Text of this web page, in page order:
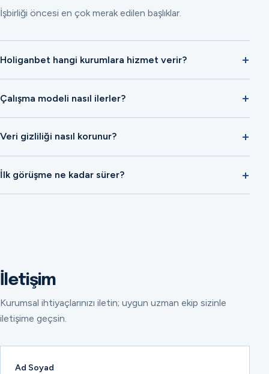
İşbirliği öncesi en çok merak edilen başlıklar.
Holiganbet hangi kurumlara hizmet verir?
Çalışma modeli nasıl ilerler?
Veri gizliliği nasıl korunur?
İlk görüşme ne kadar sürer?
İletişim
Kurumsal ihtiyaçlarınızı iletin; uygun uzman ekip sizinle
iletişime geçsin.
Ad Soyad